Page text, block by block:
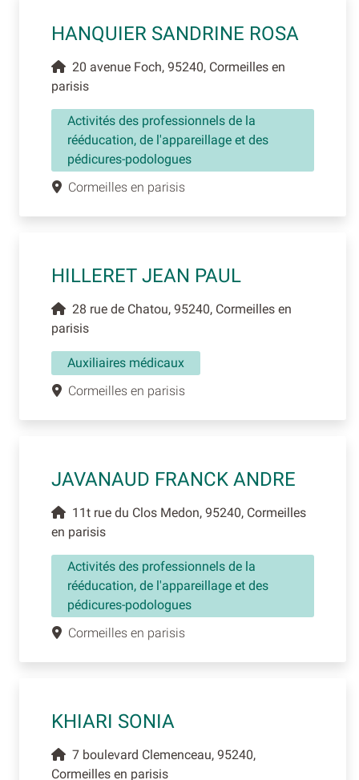
HANQUIER SANDRINE ROSA
20 avenue Foch, 95240, Cormeilles en
parisis
Activités des professionnels de la
rééducation, de l'appareillage et des
pédicures-podologues
Cormeilles en parisis
HILLERET JEAN PAUL
28 rue de Chatou, 95240, Cormeilles en
parisis
Auxiliaires médicaux
Cormeilles en parisis
JAVANAUD FRANCK ANDRE
11t rue du Clos Medon, 95240, Cormeilles
en parisis
Activités des professionnels de la
rééducation, de l'appareillage et des
pédicures-podologues
Cormeilles en parisis
KHIARI SONIA
7 boulevard Clemenceau, 95240,
Cormeilles en parisis